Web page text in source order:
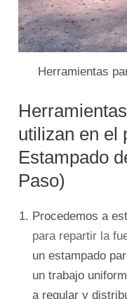
Herramientas
utilizan en el
Estampado
Paso)
Procedemos a
para repartir la
un estampado
un trabajo
a regular y